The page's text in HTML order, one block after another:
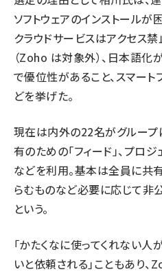
ソフトウェアのインストールが
クラウドサービスはアクセス
（Zoho は対象外）、日本語化
で優位性があること、スマート
どを挙げた。
現在は内外の22名がグループ
有のための「フィード」、プロ
などを利用。基本は全員に共
らむものなど必要に応じて非
という。
「かたくなに使ってくれない人
いと依頼される」こともあり